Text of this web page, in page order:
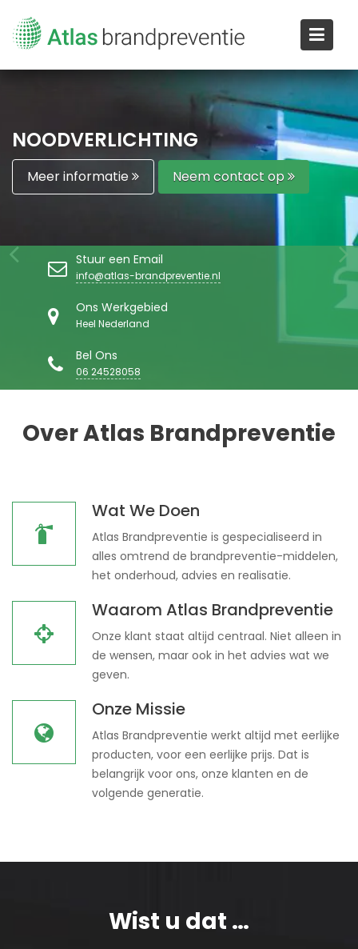
naar
de
inhoud
NOODVERLICHTING
Meer informatie Neem contact op
Stuur een Email
info@atlas-brandpreventie.nl
Ons Werkgebied
Heel Nederland
Bel Ons
06 24528058
Over Atlas Brandpreventie
Wat We Doen
Atlas Brandpreventie is gespecialiseerd in
alles omtrend de brandpreventie-middelen,
het onderhoud, advies en realisatie.
Waarom Atlas Brandpreventie
Onze klant staat altijd centraal. Niet alleen in
de wensen, maar ook in het advies wat we
geven.
Onze Missie
Atlas Brandpreventie werkt altijd met eerlijke
producten, voor een eerlijke prijs. Dat is
belangrijk voor ons, onze klanten en de
volgende generatie.
Wist u dat …